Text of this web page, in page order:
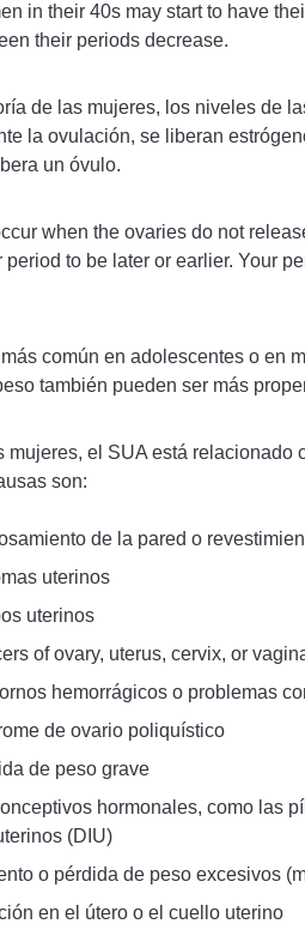
in their 40s may start to have
their periods decrease.
de las mujeres, los niveles de
la ovulación, se liberan
un óvulo.
when the ovaries do not
period to be later or earlier. Your
común en adolescentes o en
también pueden ser más
mujeres, el SUA está relacionado
son:
de la pared o
uterinos
uterinos
of ovary, uterus, cervix, or
hemorrágicos o problemas
de ovario poliquístico
de peso grave
hormonales, como las
(DIU)
o pérdida de peso excesivos
en el útero o el cuello uterino